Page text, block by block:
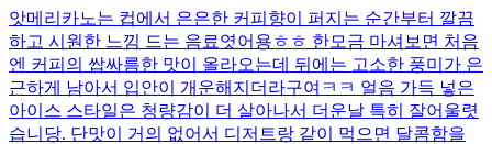
앗메리카노는 컵에서 은은한 커피향이 퍼지는 순간부터 깔끔
하고 시원한 느낌 드는 음료엿어용ㅎㅎ 한모금 마셔보면 처음
엔 커피의 쌉싸름한 맛이 올라오는데 뒤에는 고소한 풍미가 은
근하게 남아서 입안이 개운해지더라구여ㅋㅋ 얼음 가득 넣은
아이스 스타일은 청량감이 더 살아나서 더운날 특히 잘어울렷
습니당. 단맛이 거의 없어서 디저트랑 같이 먹으면 달콤함을